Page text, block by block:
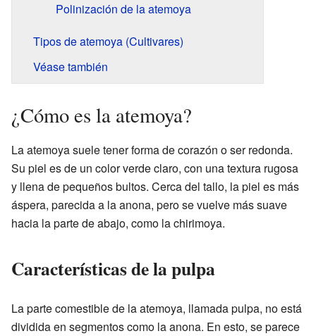
Polinización de la atemoya
Tipos de atemoya (Cultivares)
Véase también
¿Cómo es la atemoya?
La atemoya suele tener forma de corazón o ser redonda.
Su piel es de un color verde claro, con una textura rugosa
y llena de pequeños bultos. Cerca del tallo, la piel es más
áspera, parecida a la anona, pero se vuelve más suave
hacia la parte de abajo, como la chirimoya.
Características de la pulpa
La parte comestible de la atemoya, llamada pulpa, no está
dividida en segmentos como la anona. En esto, se parece